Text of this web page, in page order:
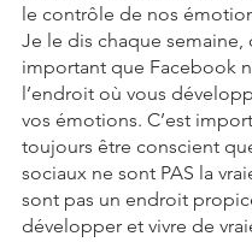
le contrôle de nos
Je le dis chaque semaine,
important que Facebook
l’endroit où vous
vos émotions. C’est
toujours être conscient
sociaux ne sont PAS la
sont pas un endroit
développer et vivre de